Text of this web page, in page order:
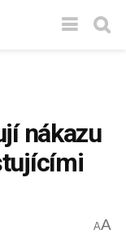
nákazu
AA